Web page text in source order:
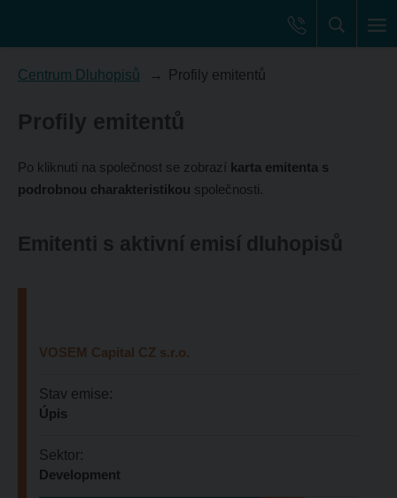
Centrum Dluhopisů Profily emitentů
Profily emitentů
Po kliknutí na společnost se zobrazí karta emitenta s
podrobnou charakteristikou společnosti.
Emitenti s aktivní emisí dluhopisů
VOSEM Capital CZ s.r.o.
Stav emise:
Úpis
Sektor:
Development